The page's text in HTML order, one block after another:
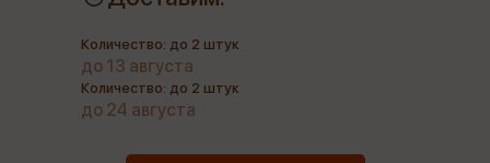
Количество: до 2 штук
до 13 августа
Количество: до 2 штук
до 24 августа